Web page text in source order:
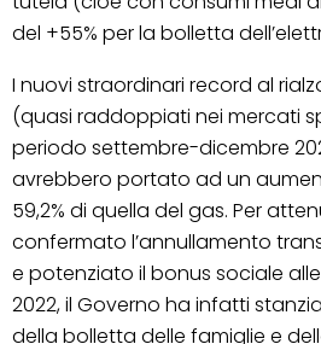
del +55% per la bolletta
I nuovi straordinari record al
(quasi raddoppiati nei mercati
periodo settembre-dicembre
avrebbero portato ad un
59,2% di quella del gas. Per
confermato l’annullamento
e potenziato il bonus sociale
2022, il Governo ha infatti
della bolletta delle famiglie e